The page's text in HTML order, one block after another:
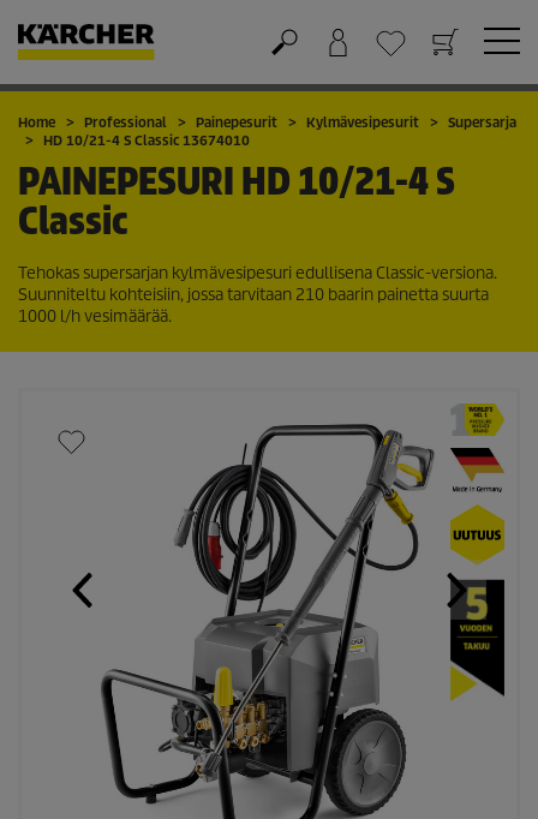
Ostoskori
Suosikit
Home Professional Painepesurit Kylmävesipesurit
Supersarja
HD 10/21-4 S Classic 13674010
PAINEPESURI HD 10/21-4 S
Classic
Tehokas supersarjan kylmävesipesuri edullisena Classic-versiona.
Suunniteltu kohteisiin, jossa tarvitaan 210 baarin painetta suurta
1000 l/h vesimäärää.